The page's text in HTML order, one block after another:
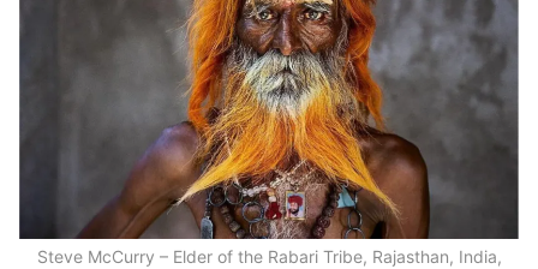
Steve McCurry – Elder of the Rabari Tribe, Rajasthan, India,